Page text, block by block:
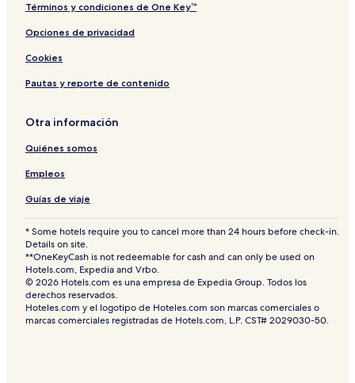
Términos y condiciones de One Key™
Opciones de privacidad
Cookies
Pautas y reporte de contenido
Otra información
Quiénes somos
Empleos
Guías de viaje
* Some hotels require you to cancel more than 24 hours before check-in.
Details on site.
**OneKeyCash is not redeemable for cash and can only be used on
Hotels.com, Expedia and Vrbo.
© 2026 Hotels.com es una empresa de Expedia Group. Todos los
derechos reservados.
Hoteles.com y el logotipo de Hoteles.com son marcas comerciales o
marcas comerciales registradas de Hotels.com, L.P. CST# 2029030-50.